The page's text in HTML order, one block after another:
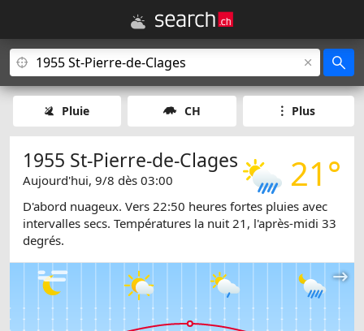
Pluie CH Plus
21°
1955 St-Pierre-de-Clages
Aujourd'hui, 9/8 dès 03:00
D'abord nuageux. Vers 22:50 heures fortes pluies avec
intervalles secs. Températures la nuit 21, l'après-midi 33
degrés.